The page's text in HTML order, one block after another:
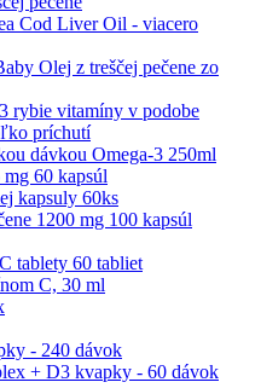
Cod Liver Oil - viacero
Olej z treščej pečene zo
rybie vitamíny v podobe
príchutí
dávkou Omega-3 250ml
60 kapsúl
kapsuly 60ks
1200 mg 100 kapsúl
tablety 60 tabliet
C, 30 ml
- 240 dávok
+ D3 kvapky - 60 dávok